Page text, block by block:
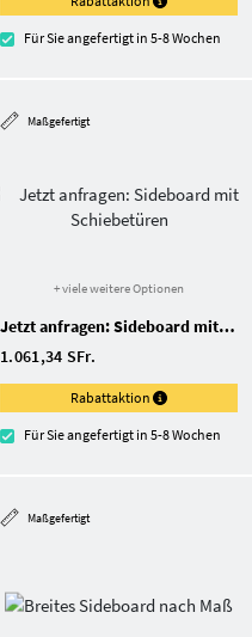
Für Sie angefertigt in 5-8 Wochen
Maßgefertigt
+ viele weitere Optionen
Jetzt anfragen: Sideboard mit Schiebetüren
1.061,34 SFr.
Rabattaktion
Für Sie angefertigt in 5-8 Wochen
Maßgefertigt